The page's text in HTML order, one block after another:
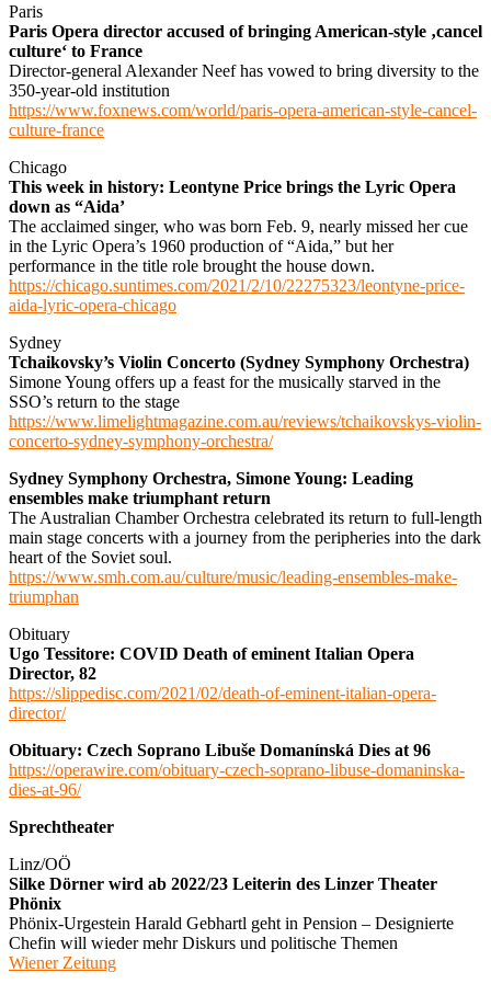
Paris
Paris Opera director accused of bringing American-style ‚cancel
culture‘ to France
Director-general Alexander Neef has vowed to bring diversity to the
350-year-old institution
https://www.foxnews.com/world/paris-opera-american-style-cancel-
culture-france
Chicago
This week in history: Leontyne Price brings the Lyric Opera
down as “Aida’
The acclaimed singer, who was born Feb. 9, nearly missed her cue
in the Lyric Opera’s 1960 production of “Aida,” but her
performance in the title role brought the house down.
https://chicago.suntimes.com/2021/2/10/22275323/leontyne-price-
aida-lyric-opera-chicago
Sydney
Tchaikovsky’s Violin Concerto (Sydney Symphony Orchestra)
Simone Young offers up a feast for the musically starved in the
SSO’s return to the stage
https://www.limelightmagazine.com.au/reviews/tchaikovskys-violin-
concerto-sydney-symphony-orchestra/
Sydney Symphony Orchestra, Simone Young: Leading
ensembles make triumphant return
The Australian Chamber Orchestra celebrated its return to full-length
main stage concerts with a journey from the peripheries into the dark
heart of the Soviet soul.
https://www.smh.com.au/culture/music/leading-ensembles-make-
triumphan
Obituary
Ugo Tessitore: COVID Death of eminent Italian Opera
Director, 82
https://slippedisc.com/2021/02/death-of-eminent-italian-opera-
director/
Obituary: Czech Soprano Libuše Domanínská Dies at 96
https://operawire.com/obituary-czech-soprano-libuse-domaninska-
dies-at-96/
Sprechtheater
Linz/OÖ
Silke Dörner wird ab 2022/23 Leiterin des Linzer Theater
Phönix
Phönix-Urgestein Harald Gebhartl geht in Pension – Designierte
Chefin will wieder mehr Diskurs und politische Themen
Wiener Zeitung